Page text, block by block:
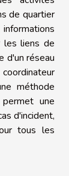
de quartier
les liens de
d'un réseau
méthode
une
d'incident,
tous les